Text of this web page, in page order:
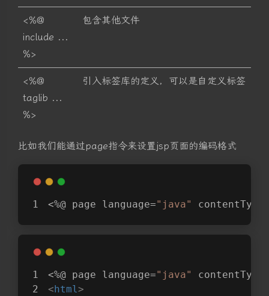
<%@
include ...
%>
包含其他文件
<%@
taglib ...
%>
引入标签库的定义，可以是自定义标签
比如我们能通过page指令来设置jsp页面的编码格式
<%@ page language="java"
<%@ page language="java"
< html>